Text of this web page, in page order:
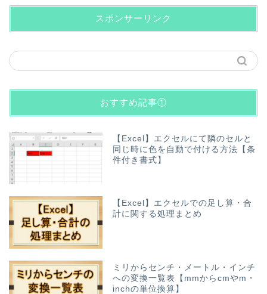
スポンサーリンク
おすすめ記事①
【Excel】エクセルにて隣のセルと
同じ時に色を自動で付ける方法【条
件付き書式】
【Excel】エクセルでの足し算・合
計に関する処理まとめ
ミリからセンチ・メートル・インチ
への変換一覧表【mmからcmやm・
inchの単位換算】